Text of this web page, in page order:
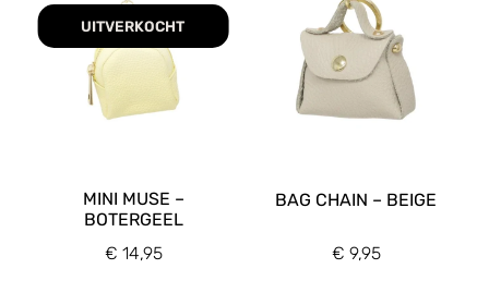
UITVERKOCHT
MINI MUSE –
BOTERGEEL
€ 14,95
BAG CHAIN – BEIGE
€ 9,95